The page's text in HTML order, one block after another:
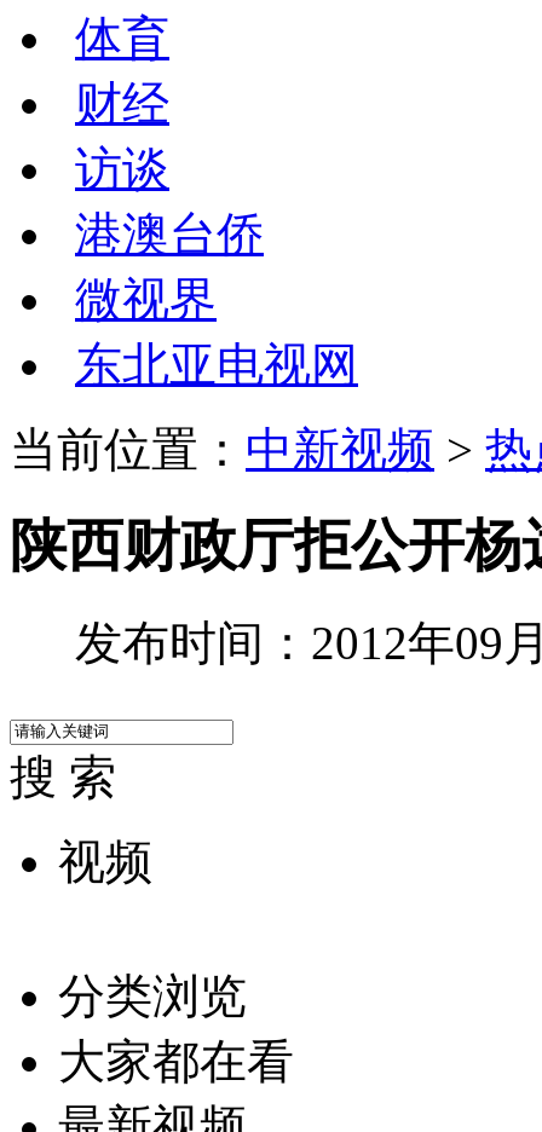
体育
财经
访谈
港澳台侨
微视界
东北亚电视网
当前位置： 中新视频 >
陕西财政厅拒公开
发布时间：2012年09
搜 索
视频
分类浏览
大家都在看